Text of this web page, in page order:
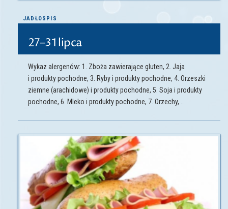
JADŁOSPIS
27–31 lipca
Wykaz alergenów: 1. Zboża zawierające gluten, 2. Jaja
i produkty pochodne, 3. Ryby i produkty pochodne, 4. Orzeszki
ziemne (arachidowe) i produkty pochodne, 5. Soja i produkty
pochodne, 6. Mleko i produkty pochodne, 7. Orzechy, …